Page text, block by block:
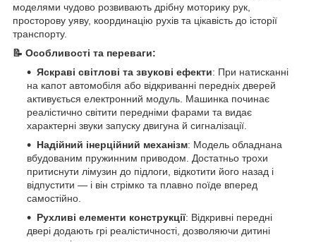
моделями чудово розвивають дрібну моторику рук,
просторову уяву, координацію рухів та цікавість до історії
транспорту.
📝 Особливості та переваги:
Яскраві світлові та звукові ефекти: При натисканні
на капот автомобіля або відкриванні передніх дверей
активується електронний модуль. Машинка починає
реалістично світити передніми фарами та видає
характерні звуки запуску двигуна й сигналізації.
Надійний інерційний механізм: Модель обладнана
вбудованим пружинним приводом. Достатньо трохи
притиснути лімузин до підлоги, відкотити його назад і
відпустити — і він стрімко та плавно поїде вперед
самостійно.
Рухливі елементи конструкції: Відкривні передні
двері додають грі реалістичності, дозволяючи дитині